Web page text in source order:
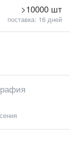
>10000 шт
поставка: 16 дней